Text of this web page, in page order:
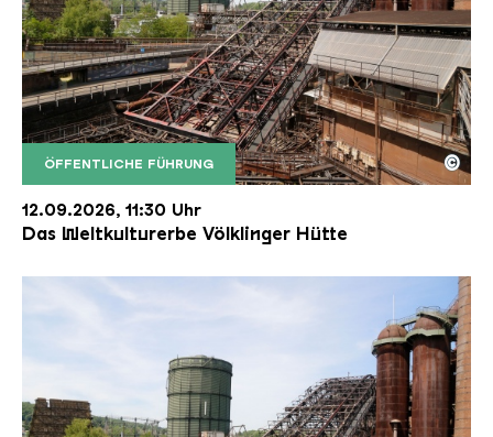
ÖFFENTLICHE FÜHRUNG
Der Erzschrägaufzug der Völklinger Hütte mit
Copyright: Weltkulturerbe Völklinger Hütte | Karl
©
12.09.2026, 11:30 Uhr
Das Weltkulturerbe Völklinger Hütte